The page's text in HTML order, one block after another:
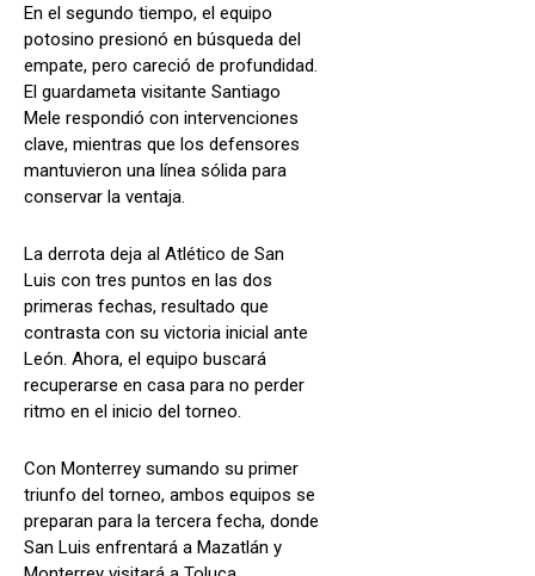
En el segundo tiempo, el equipo
potosino presionó en búsqueda del
empate, pero careció de profundidad.
El guardameta visitante Santiago
Mele respondió con intervenciones
clave, mientras que los defensores
mantuvieron una línea sólida para
conservar la ventaja.
La derrota deja al Atlético de San
Luis con tres puntos en las dos
primeras fechas, resultado que
contrasta con su victoria inicial ante
León. Ahora, el equipo buscará
recuperarse en casa para no perder
ritmo en el inicio del torneo.
Con Monterrey sumando su primer
triunfo del torneo, ambos equipos se
preparan para la tercera fecha, donde
San Luis enfrentará a Mazatlán y